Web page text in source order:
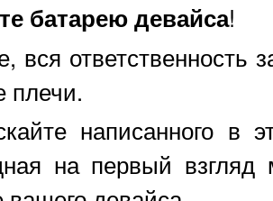
батарею девайса!
вся ответственность
плечи.
написанного в
на первый